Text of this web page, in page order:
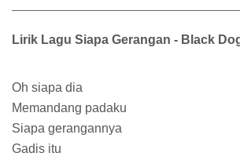
Lirik Lagu Siapa Gerangan - Black
Oh siapa dia
Memandang padaku
Siapa gerangannya
Gadis itu